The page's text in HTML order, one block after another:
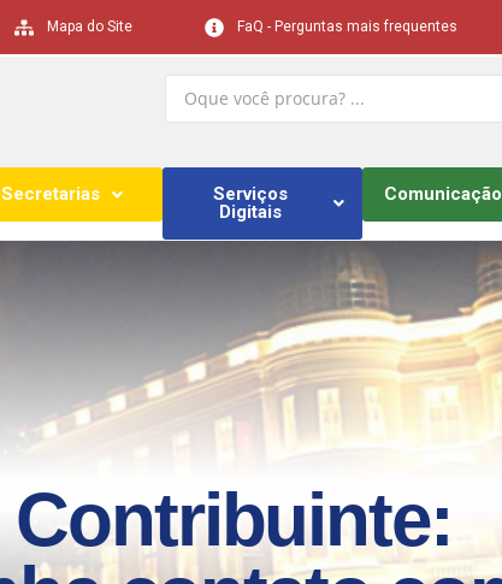
Mapa do Site FaQ - Perguntas mais frequentes
Secretarias
Serviços
Digitais
Comunicação